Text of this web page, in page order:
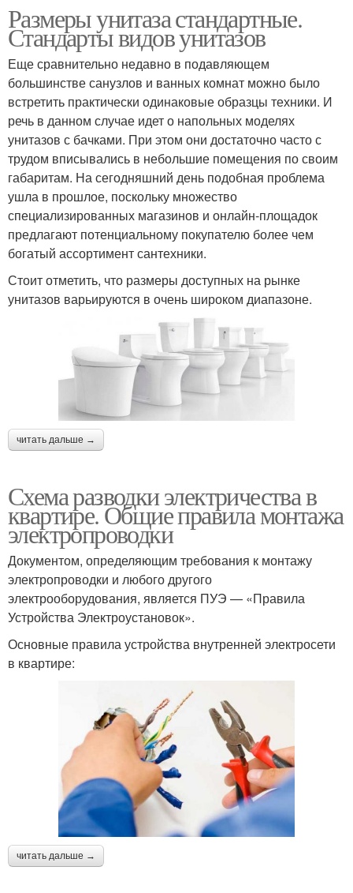
Размеры унитаза стандартные.
Стандарты видов унитазов
Еще сравнительно недавно в подавляющем
большинстве санузлов и ванных комнат можно было
встретить практически одинаковые образцы техники. И
речь в данном случае идет о напольных моделях
унитазов с бачками. При этом они достаточно часто с
трудом вписывались в небольшие помещения по своим
габаритам. На сегодняшний день подобная проблема
ушла в прошлое, поскольку множество
специализированных магазинов и онлайн-площадок
предлагают потенциальному покупателю более чем
богатый ассортимент сантехники.
Стоит отметить, что размеры доступных на рынке
унитазов варьируются в очень широком диапазоне.
читать дальше →
Схема разводки электричества в
квартире. Общие правила монтажа
электропроводки
Документом, определяющим требования к монтажу
электропроводки и любого другого
электрооборудования, является ПУЭ — «Правила
Устройства Электроустановок».
Основные правила устройства внутренней электросети
в квартире:
читать дальше →